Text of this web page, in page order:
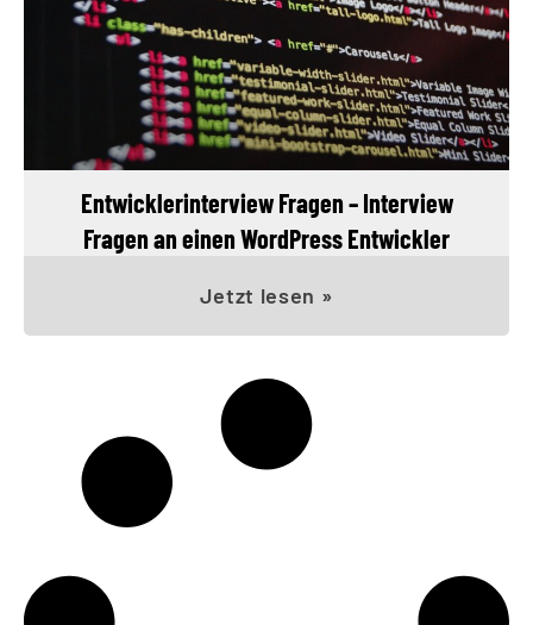
Entwicklerinterview Fragen – Interview
Fragen an einen WordPress Entwickler
Jetzt lesen »